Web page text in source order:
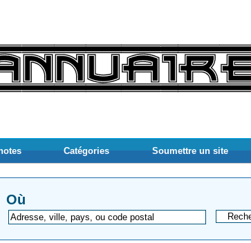
Catégories Soumettre un site
Où